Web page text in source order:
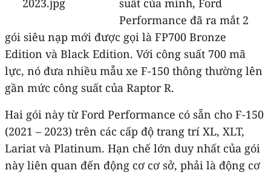
Performance đã ra mắt 2
gói siêu nạp mới được gọi là FP700 Bronze
Edition và Black Edition. Với công suất 700 mã
lực, nó đưa nhiều mẫu xe F-150 thông thường lên
gần mức công suất của Raptor R.
Hai gói này từ Ford Performance có sẵn cho F-150
(2021 – 2023) trên các cấp độ trang trí XL, XLT,
Lariat và Platinum. Hạn chế lớn duy nhất của gói
này liên quan đến động cơ cơ sở, phải là động cơ